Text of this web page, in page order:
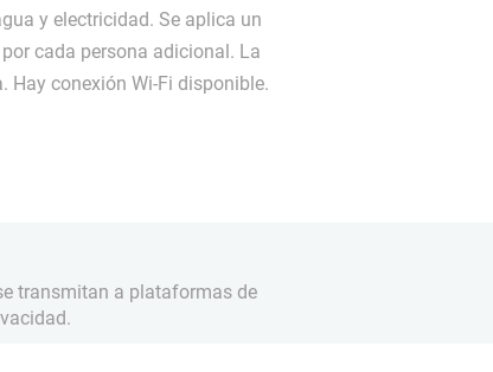
y electricidad. Se aplica un
cada persona adicional. La
conexión Wi-Fi disponible.
transmitan a plataformas de